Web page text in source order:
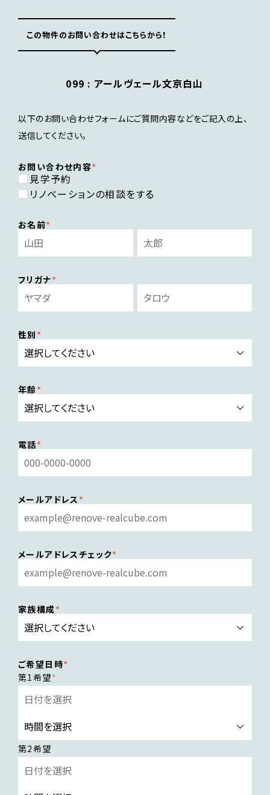
この物件のお問い合わせはこちらから！
099 : アールヴェール文京白山
以下のお問い合わせフォームにご質問内容などをご記入の上、
送信してください。
お問い合わせ内容
見学予約
リノベーションの相談をする
お名前
フリガナ
性別
年齢
電話
メールアドレス
メールアドレスチェック
家族構成
ご希望日時
第1希望
第2希望